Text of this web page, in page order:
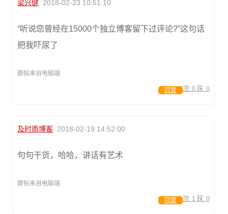
梁兴健 2018-02-23 10:51:10
“听说您曾经在15000个独立博客留下过评论?”这句话
把我吓尿了
跟帖来自电脑端
顶: 0 踩: 0
回复
及时雨博客 2018-02-19 14:52:00
句句干货，哈哈，讲话有艺术
跟帖来自电脑端
顶: 1 踩: 0
回复